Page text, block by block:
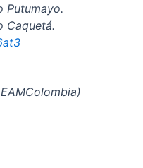
Putumayo.
Caquetá.